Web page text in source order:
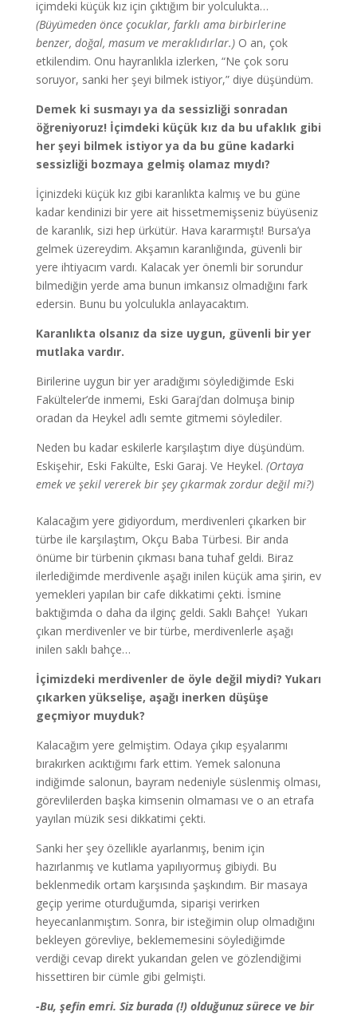
içimdeki küçük kız için çıktığım bir yolculukta…
(Büyümeden önce çocuklar, farklı ama birbirlerine
benzer, doğal, masum ve meraklıdırlar.)O an, çok
etkilendim. Onu hayranlıkla izlerken, “Ne çok soru
soruyor, sanki her şeyi bilmek istiyor,” diye düşündüm.
Demek ki susmayı ya da sessizliği sonradan
öğreniyoruz! İçimdeki küçük kız da bu ufaklık gibi
her şeyi bilmek istiyor ya da bu güne kadarki
sessizliği bozmaya gelmiş olamaz mıydı?
İçinizdeki küçük kız gibi karanlıkta kalmış ve bu güne
kadar kendinizi bir yere ait hissetmemişseniz büyüseniz
de karanlık, sizi hep ürkütür. Hava kararmıştı! Bursa’ya
gelmek üzereydim. Akşamın karanlığında, güvenli bir
yere ihtiyacım vardı. Kalacak yer önemli bir sorundur
bilmediğin yerde ama bunun imkansız olmadığını fark
edersin. Bunu bu yolculukla anlayacaktım.
Karanlıkta olsanız da size uygun, güvenli bir yer
mutlaka vardır.
Birilerine uygun bir yer aradığımı söylediğimde Eski
Fakülteler’de inmemi, Eski Garaj’dan dolmuşa binip
oradan da Heykel adlı semte gitmemi söylediler.
Neden bu kadar eskilerle karşılaştım diye düşündüm.
Eskişehir, Eski Fakülte, Eski Garaj. Ve Heykel. (Ortaya
emek ve şekil vererek bir şey çıkarmak zordur değil mi?)
Kalacağım yere gidiyordum, merdivenleri çıkarken bir
türbe ile karşılaştım, Okçu Baba Türbesi. Bir anda
önüme bir türbenin çıkması bana tuhaf geldi. Biraz
ilerlediğimde merdivenle aşağı inilen küçük ama şirin, ev
yemekleri yapılan bir cafe dikkatimi çekti. İsmine
baktığımda o daha da ilginç geldi. Saklı Bahçe! Yukarı
çıkan merdivenler ve bir türbe, merdivenlerle aşağı
inilen saklı bahçe…
İçimizdeki merdivenler de öyle değil miydi? Yukarı
çıkarken yükselişe, aşağı inerken düşüşe
geçmiyor muyduk?
Kalacağım yere gelmiştim. Odaya çıkıp eşyalarımı
bırakırken acıktığımı fark ettim. Yemek salonuna
indiğimde salonun, bayram nedeniyle süslenmiş olması,
görevlilerden başka kimsenin olmaması ve o an etrafa
yayılan müzik sesi dikkatimi çekti.
Sanki her şey özellikle ayarlanmış, benim için
hazırlanmış ve kutlama yapılıyormuş gibiydi. Bu
beklenmedik ortam karşısında şaşkındım. Bir masaya
geçip yerime oturduğumda, siparişi verirken
heyecanlanmıştım. Sonra, bir isteğimin olup olmadığını
bekleyen görevliye, beklememesini söylediğimde
verdiği cevap direkt yukarıdan gelen ve gözlendiğimi
hissettiren bir cümle gibi gelmişti.
-Bu, şefin emri. Siz burada (!) olduğunuz sürece ve bir